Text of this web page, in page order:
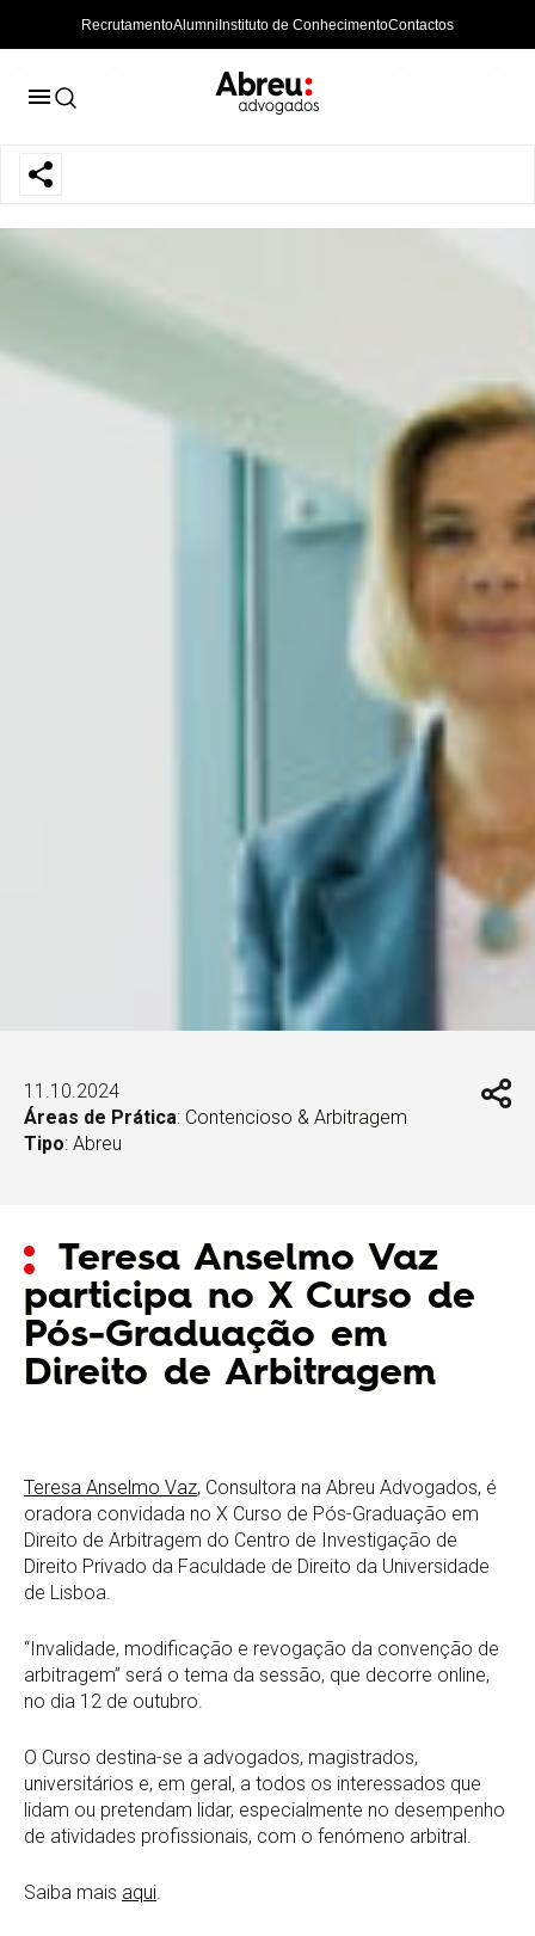
RecrutamentoAlumni Instituto de ConhecimentoContactos
11.10.2024
Áreas de Prática: Contencioso & Arbitragem
Tipo: Abreu
Teresa Anselmo Vaz
participa no X Curso de
Pós-Graduação em
Direito de Arbitragem
Teresa Anselmo Vaz, Consultora na Abreu Advogados, é
oradora convidada no X Curso de Pós-Graduação em
Direito de Arbitragem do Centro de Investigação de
Direito Privado da Faculdade de Direito da Universidade
de Lisboa.
“Invalidade, modificação e revogação da convenção de
arbitragem” será o tema da sessão, que decorre online,
no dia 12 de outubro.
O Curso destina-se a advogados, magistrados,
universitários e, em geral, a todos os interessados que
lidam ou pretendam lidar, especialmente no desempenho
de atividades profissionais, com o fenómeno arbitral.
Saiba mais aqui.